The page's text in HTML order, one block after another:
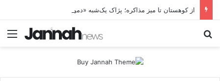
از کوهستان تا میز مذاکره؛ پژاک یک‌شبه «دموکرات» شد!